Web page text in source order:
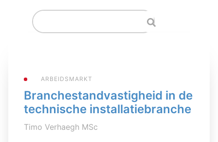
ARBEIDSMARKT
Branchestandvastigheid in de
technische installatiebranche
Timo Verhaegh MSc